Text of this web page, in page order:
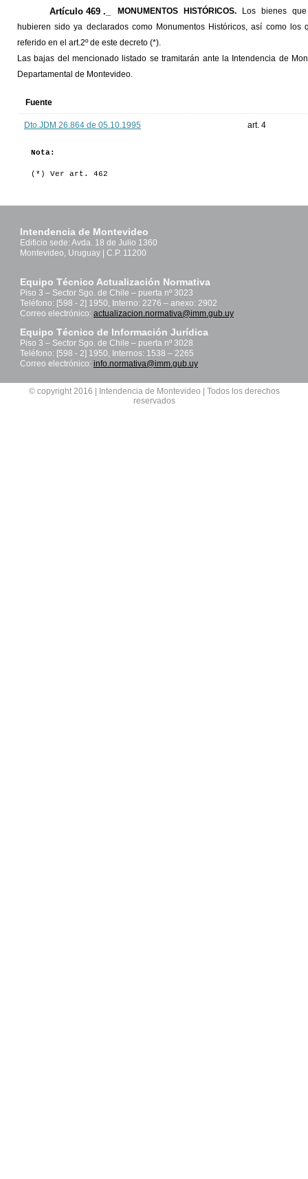
Artículo 469 ._ MONUMENTOS HISTÓRICOS.
Los bienes
hubieren sido ya declarados como Monumentos Históricos, así como
referido en el art.2º de este decreto (*).
Las bajas del mencionado listado se tramitarán ante la Intendencia de
Departamental de Montevideo.
Fuente
Dto.JDM 26.864 de 05.10.1995 art. 4
Nota:
(*) Ver art. 462
Intendencia de Montevideo
Edificio sede: Avda. 18 de Julio 1360
Montevideo, Uruguay | C.P. 11200
Equipo Técnico Actualización Normativa
Piso 3 – Sector Sgo. de Chile – puerta nº 3023
Teléfono: [598 - 2] 1950, Interno: 2276 – anexo: 2902
Correo electrónico: actualizacion.normativa@imm.gub.uy
Equipo Técnico de Información Jurídica
Piso 3 – Sector Sgo. de Chile – puerta nº 3028
Teléfono: [598 - 2] 1950, Internos: 1538 – 2265
Correo electrónico: info.normativa@imm.gub.uy
© copyright 2016 | Intendencia de Montevideo | Todos los derechos
reservados